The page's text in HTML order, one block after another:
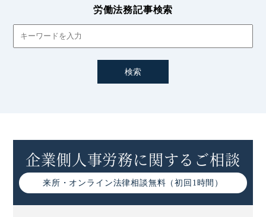
労働法務記事検索
企業側人事労務に関するご相談
来所・オンライン法律相談無料（初回1時間）